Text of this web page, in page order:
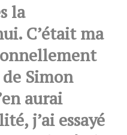
la
C’était ma
de Simon
aurai
j’ai essayé